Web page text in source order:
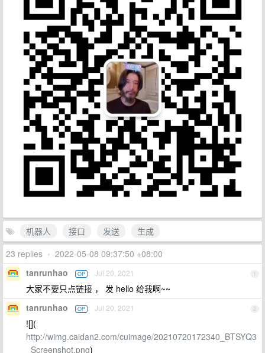
机器人 接口 发送
生成
23 replies • 2022-05-08 09:37:50 +08:00
1
tanrunhao OP Jul 20, 2021
大家不要只点链接 ， 发 hello 给我啊~~
2
tanrunhao OP Jul 20, 2021
![](
http://wimg.caidan2.com/cuimage/20210720172340_BTSYQ3
_Screenshot.png)